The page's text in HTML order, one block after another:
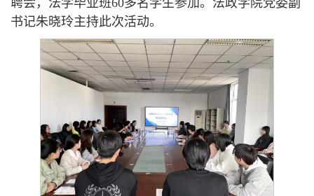
聘会，法学毕业班60多名学生参加。法政学院党委副
书记朱晓玲主持此次活动。